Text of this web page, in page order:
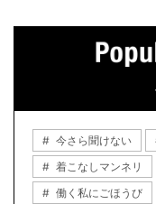
今さら聞けない
着こなしマンネリ
働く私にごほうび